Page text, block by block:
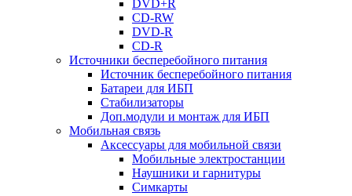
DVD+R
CD-RW
DVD-R
CD-R
Источники бесперебойного питания
Источник бесперебойного питания
Батареи для ИБП
Стабилизаторы
Доп.модули и монтаж для ИБП
Мобильная связь
Аксессуары для мобильной связи
Мобильные электростанции
Наушники и гарнитуры
Симкарты